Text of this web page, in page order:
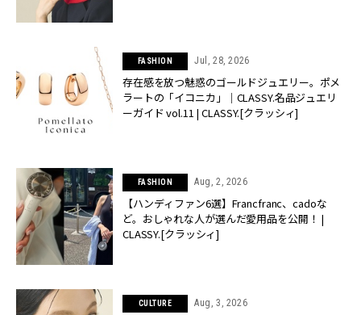
FASHION Jul, 28, 2026
存在感を放つ魅惑のゴールドジュエリー。ポメ
ラートの「イコニカ」｜CLASSY.名品ジュエリ
ーガイド vol.11 | CLASSY.[クラッシィ]
FASHION Aug, 2, 2026
【ハンディファン6選】Francfranc、cadoな
ど。おしゃれな人が選んだ愛用品を公開！ |
CLASSY.[クラッシィ]
CULTURE Aug, 3, 2026